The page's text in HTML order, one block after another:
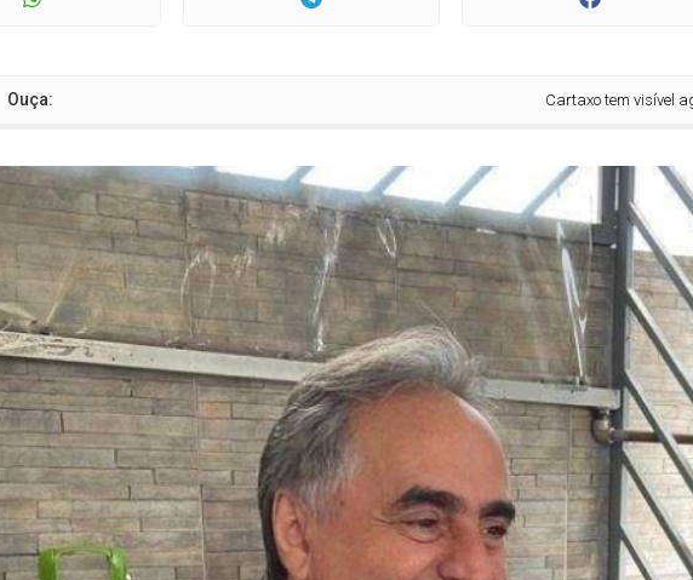
Ouça: Cartaxo tem visível agenda